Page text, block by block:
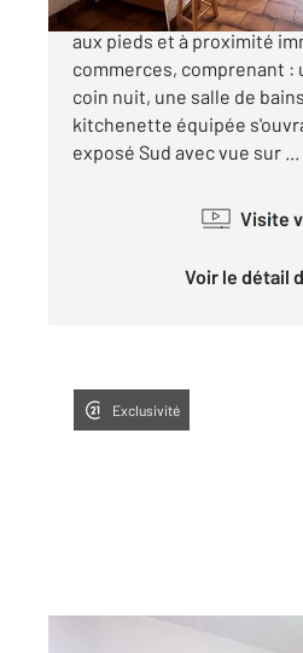
Studio dans résidence
aux pieds et à proximité
commerces, comprenant :
coin nuit, une salle de
kitchenette équipée
exposé Sud avec vue sur ...
Visite
Voir le détail
Exclusivité